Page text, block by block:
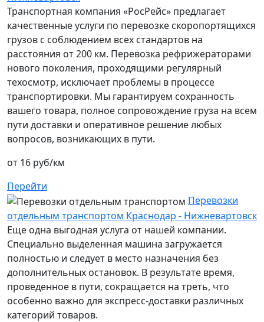
Транспортная компания «РосРейс» предлагает
качественные услуги по перевозке скоропортящихся
грузов с соблюдением всех стандартов на
расстояния от 200 км. Перевозка рефрижераторами
нового поколения, проходящими регулярный
техосмотр, исключает проблемы в процессе
транспортировки. Мы гарантируем сохранность
вашего товара, полное сопровождение груза на всем
пути доставки и оперативное решение любых
вопросов, возникающих в пути.
от 16 руб/км
Перейти
Перевозки
отдельным транспортом Краснодар - Нижневартовск
Еще одна выгодная услуга от нашей компании.
Специально выделенная машина загружается
полностью и следует в место назначения без
дополнительных остановок. В результате время,
проведенное в пути, сокращается на треть, что
особенно важно для экспресс-доставки различных
категорий товаров.